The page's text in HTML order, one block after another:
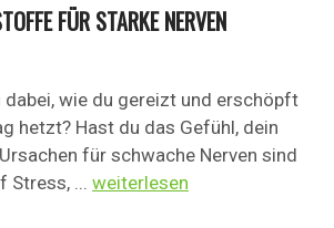
FÜR STARKE NERVEN
wie du gereizt und erschöpft
hetzt? Hast du das Gefühl, dein
für schwache Nerven sind
Stress, ... weiterlesen